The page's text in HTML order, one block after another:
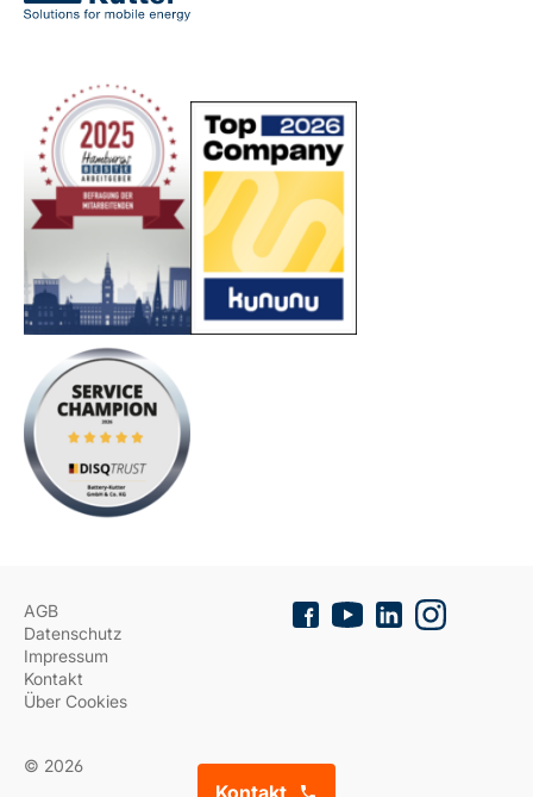
Kontakt
© 2026
AGB
Datenschutz
Impressum
Kontakt
Über Cookies